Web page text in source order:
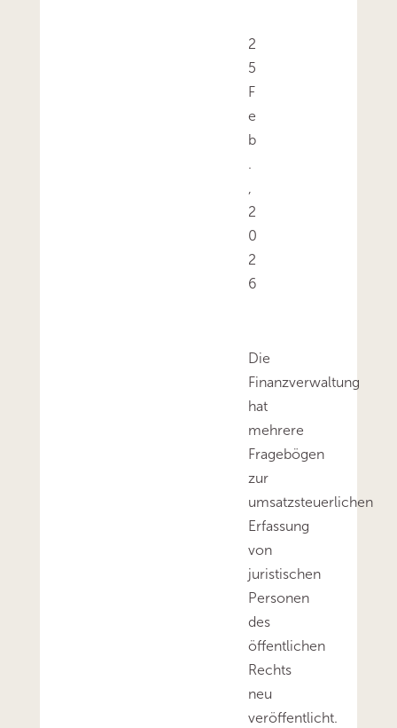
2
5
F
e
b
.
,
2
0
2
6
Die
Finanzverwaltung
hat
mehrere
Fragebögen
zur
umsatzsteuerlichen
Erfassung
von
juristischen
Personen
des
öffentlichen
Rechts
neu
veröffentlicht.